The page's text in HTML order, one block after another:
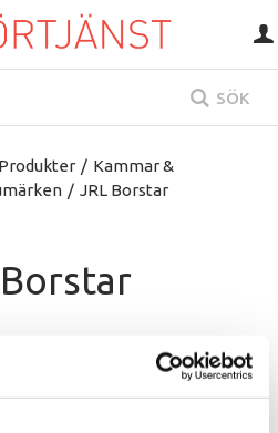
SÖK
Produkter / Kammar &
/ JRL Borstar